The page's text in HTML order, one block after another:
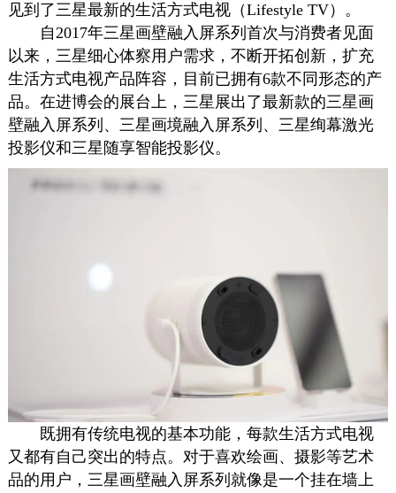
见到了三星最新的生活方式电视（Lifestyle TV）。
自2017年三星画壁融入屏系列首次与消费者见面
以来，三星细心体察用户需求，不断开拓创新，扩充
生活方式电视产品阵容，目前已拥有6款不同形态的产
品。在进博会的展台上，三星展出了最新款的三星画
壁融入屏系列、三星画境融入屏系列、三星绚幕激光
投影仪和三星随享智能投影仪。
既拥有传统电视的基本功能，每款生活方式电视
又都有自己突出的特点。对于喜欢绘画、摄影等艺术
品的用户，三星画壁融入屏系列就像是一个挂在墙上